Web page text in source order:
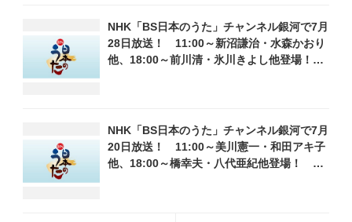
NHK「BS日本のうた」チャンネル銀河で7月
28日放送！ 11:00～新沼謙治・水森かおり
他、18:00～前川清・氷川きよし他登場！
NHK「BS日本のうた」チャンネル銀河で7月
20日放送！ 11:00～美川憲一・和田アキ子
他、18:00～橋幸夫・八代亜紀他登場！ 各